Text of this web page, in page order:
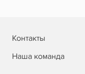
Контакты
Наша команда